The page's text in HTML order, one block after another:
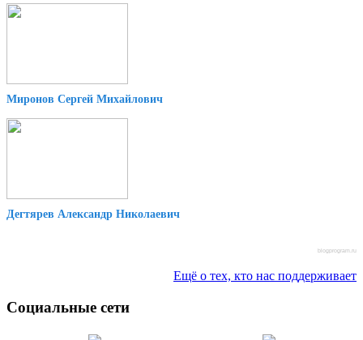
Миронов Сергей Михайлович
Дегтярев Александр Николаевич
blogprogram.ru
Ещё о тех, кто нас поддерживает
Социальные сети